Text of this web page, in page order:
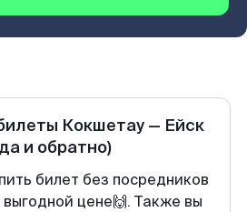
Кокшетау — Ейск
и обратно)
билет без посредников
цене🙌. Также вы